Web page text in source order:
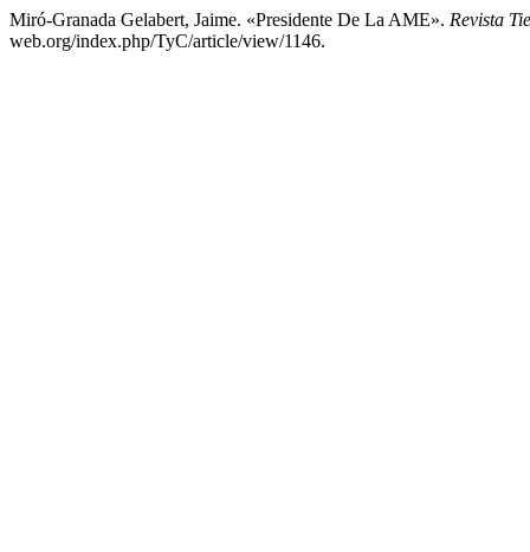
Miró-Granada Gelabert, Jaime. «Presidente De La AME». Revista
web.org/index.php/TyC/article/view/1146.